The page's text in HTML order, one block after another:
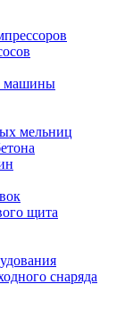
машины
мельниц
щита
снаряда